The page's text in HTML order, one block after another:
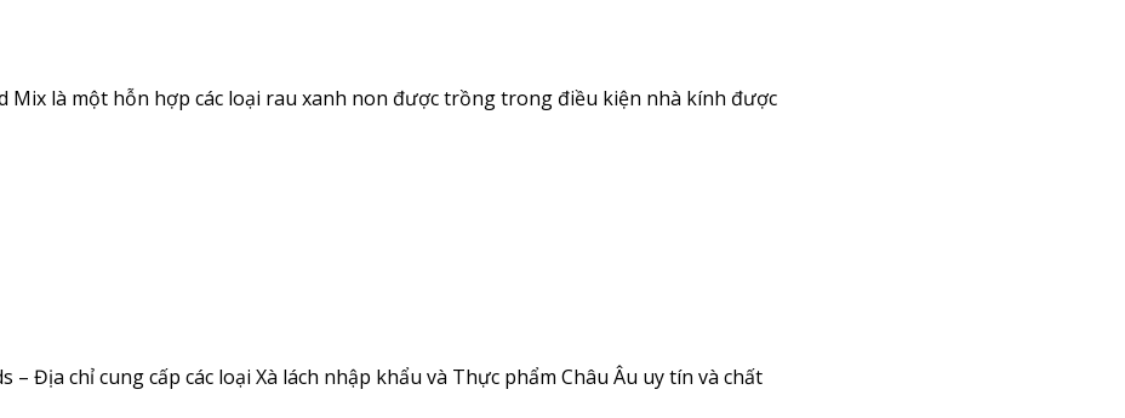
Mix là một hỗn hợp các loại rau xanh non được trồng trong điều kiện nhà kính được
Địa chỉ cung cấp các loại Xà lách nhập khẩu và Thực phẩm Châu Âu uy tín và chất